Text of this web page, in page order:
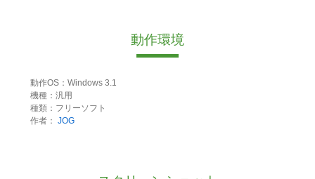
動作環境
動作OS：Windows 3.1
機種：汎用
種類：フリーソフト
作者： JOG